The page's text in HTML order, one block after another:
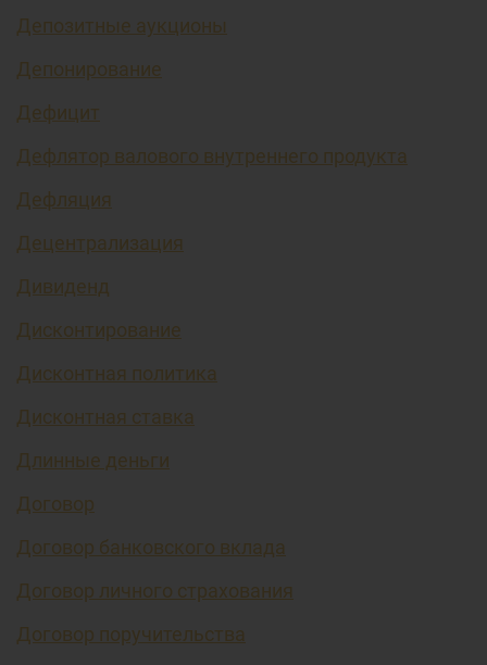
Депозитные аукционы
Депонирование
Дефицит
Дефлятор валового внутреннего продукта
Дефляция
Децентрализация
Дивиденд
Дисконтирование
Дисконтная политика
Дисконтная ставка
Длинные деньги
Договор
Договор банковского вклада
Договор личного страхования
Договор поручительства